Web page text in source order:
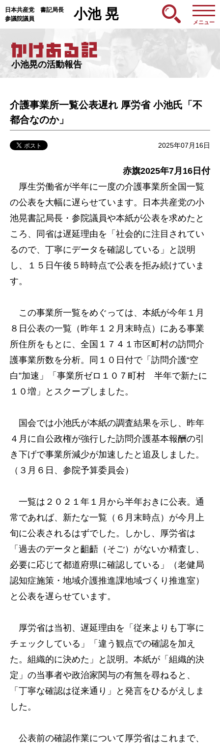
日本共産党 書記局長
参議院議員
小池 晃
メニュー
小池晃の活動報告
介護事業所一覧公表遅れ 厚労省 小池氏「不
都合なのか」
2025年07月16日
赤旗2025年7月16日付
厚生労働省が半年に一度の介護事業所全国一覧
の公表を大幅に遅らせています。日本共産党の小
池晃書記局長・参院議員や本紙が公表を求めたと
ころ、同省は遅延理由を「社会的に注目されてい
るので、丁寧にデータを確認している」と説明
し、１５日午後５時時点で公表を拒み続けていま
す。
この事業所一覧をめぐっては、本紙が今年１月
８日公表の一覧（昨年１２月末時点）にある事業
所住所をもとに、全国１７４１市区町村の訪問介
護事業所数を分析。同１０日付で「訪問介護“空
白”加速」「事業所ゼロ１０７町村 半年で新たに
１０増」とスクープしました。
国会では小池氏が本紙の調査結果を示し、昨年
４月に自公政権が強行した訪問介護基本報酬の引
き下げで事業所減少が加速したと追及しました。
（３月６日、参院予算委員会）
一覧は２０２１年１月から半年おきに公表。通
常であれば、新たな一覧（６月末時点）が今月上
旬に公表されるはずでした。しかし、厚労省は
「過去のデータと齟齬（そご）がないか精査し、
必要に応じて都道府県に確認している」（老健局
認知症施策・地域介護推進課地域づくり推進室）
と公表を遅らせています。
厚労省は当初、遅延理由を「従来よりも丁寧に
チェックしている」「違う観点での確認を加え
た。組織的に決めた」と説明。本紙が「組織的決
定」の当事者や政治家関与の有無を尋ねると、
「丁寧な確認は従来通り」と発言をひるがえしま
した。
公表前の確認作業について厚労省はこれまで、